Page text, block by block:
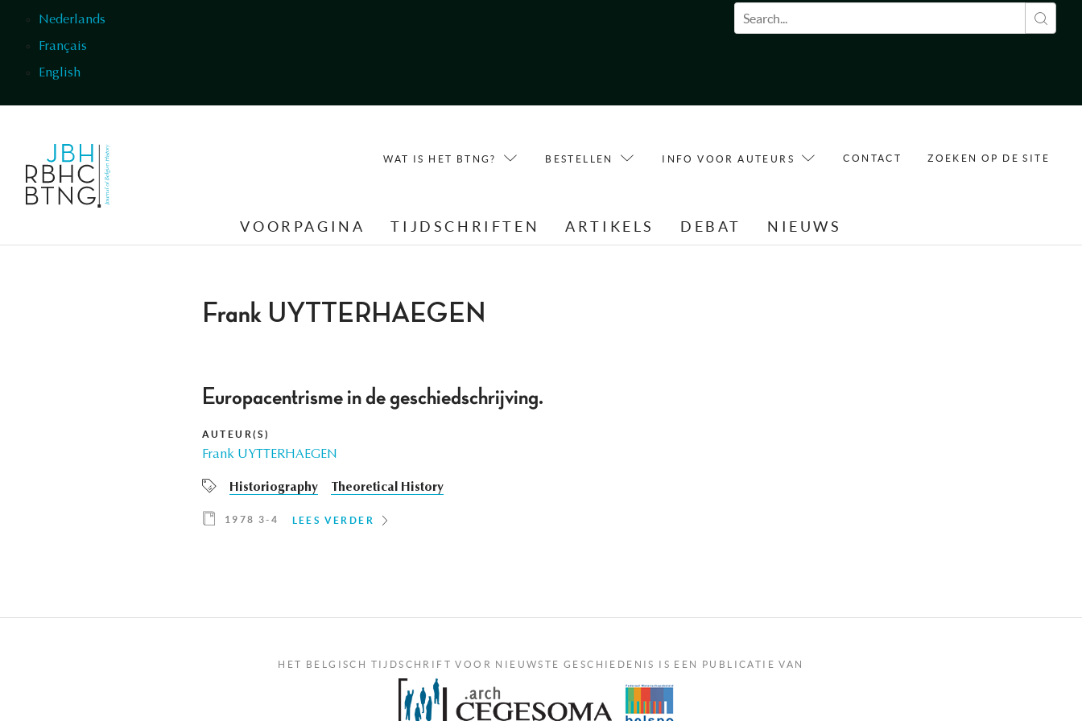
Nederlands
Français
English
Zoekveld
WAT IS HET BTNG? BESTELLEN INFO VOOR AUTEURS CONTACT ZOEKEN OP DE SITE
VOORPAGINA TIJDSCHRIFTEN ARTIKELS DEBAT NIEUWS
Frank UYTTERHAEGEN
Europacentrisme in de geschiedschrijving.
AUTEUR(S)
Frank UYTTERHAEGEN
Historiography Theoretical History
1978 3-4 LEES VERDER
HET BELGISCH TIJDSCHRIFT VOOR NIEUWSTE GESCHIEDENIS IS EEN PUBLICATIE VAN